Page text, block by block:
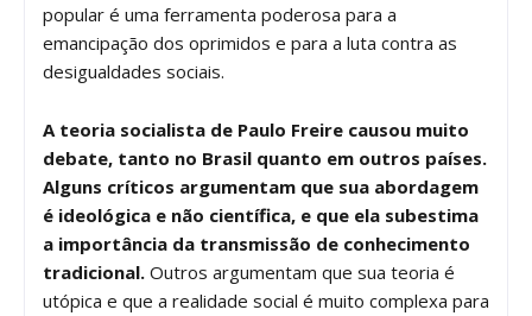
popular é uma ferramenta poderosa para a
emancipação dos oprimidos e para a luta contra as
desigualdades sociais.
A teoria socialista de Paulo Freire causou muito
debate, tanto no Brasil quanto em outros países.
Alguns críticos argumentam que sua abordagem
é ideológica e não científica, e que ela subestima
a importância da transmissão de conhecimento
tradicional. Outros argumentam que sua teoria é
utópica e que a realidade social é muito complexa para